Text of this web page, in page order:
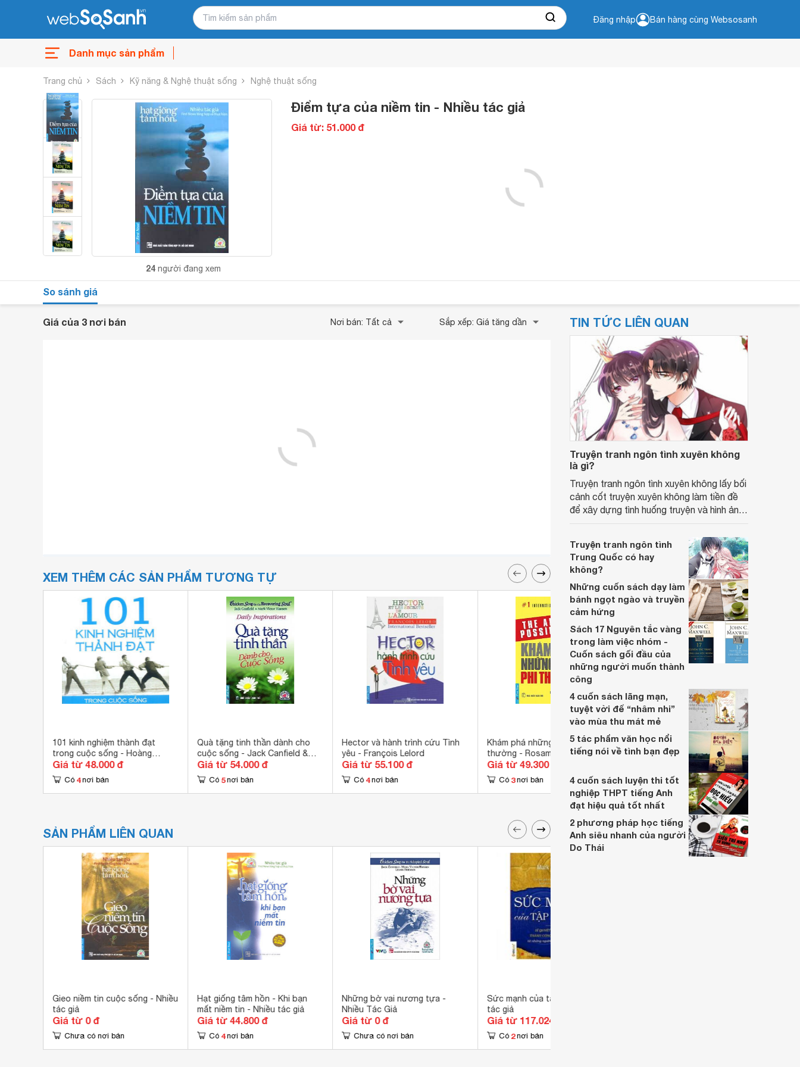
Đăng nhập Bán hàng cùng Websosanh
Danh mục sản phẩm
Trang chủ Sách Kỹ năng & Nghệ thuật sống Nghệ thuật sống
24 người đang xem
Điểm tựa của niềm tin - Nhiều tác giả
Giá từ: 51.000 đ
So sánh giá
Giá của 3 nơi bán Nơi bán: Tất cả Sắp xếp: Giá tăng dần
XEM THÊM CÁC SẢN PHẨM TƯƠNG TỰ
101 kinh nghiệm thành đạt
trong cuộc sống - Hoàng
Thanh
Giá từ 48.000 đ
Có 4 nơi bán
Quà tặng tinh thần dành cho
cuộc sống - Jack Canfield &
Mark Victor Hansen
Giá từ 54.000 đ
Có 5 nơi bán
Hector và hành trình cứu Tình
yêu - François Lelord
Giá từ 55.100 đ
Có 4 nơi bán
Khám phá những điều phi
thường - Rosamund Stone
Zander & Benzamin Zander
Giá từ 49.300 đ
Có 3 nơi bán
Điều kỳ diệu của thái độ sống -
Mac Anderson
Giá từ 46.000 đ
Có 4 nơi bán
SẢN PHẨM LIÊN QUAN
Gieo niềm tin cuộc sống - Nhiều
tác giả
Giá từ 0 đ
Chưa có nơi bán
Hạt giống tâm hồn - Khi bạn
mất niềm tin - Nhiều tác giả
Giá từ 44.800 đ
Có 4 nơi bán
Những bờ vai nương tựa -
Nhiều Tác Giả
Giá từ 0 đ
Chưa có nơi bán
Sức mạnh của tập trung - Nhiều
tác giả
Giá từ 117.024 đ
Có 2 nơi bán
TIN TỨC LIÊN QUAN
Truyện tranh ngôn tình xuyên không
là gì?
Truyện tranh ngôn tình xuyên không lấy bối
cảnh cốt truyện xuyên không làm tiền đề
để xây dựng tình huống truyện và hình ảnh
Truyện tranh ngôn tình
Trung Quốc có hay
không?
Những cuốn sách dạy làm
bánh ngọt ngào và truyền
cảm hứng
Sách 17 Nguyên tắc vàng
trong làm việc nhóm -
Cuốn sách gối đầu của
những người muốn thành
công
4 cuốn sách lãng mạn,
tuyệt vời để “nhâm nhi”
vào mùa thu mát mẻ
5 tác phẩm văn học nổi
tiếng nói về tình bạn đẹp
4 cuốn sách luyện thi tốt
nghiệp THPT tiếng Anh
đạt hiệu quả tốt nhất
2 phương pháp học tiếng
Anh siêu nhanh của người
Do Thái